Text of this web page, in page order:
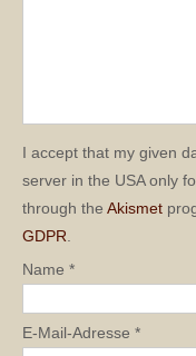
I accept that my given
server in the USA only
through the Akismet
GDPR
Name *
E-Mail-Adresse *